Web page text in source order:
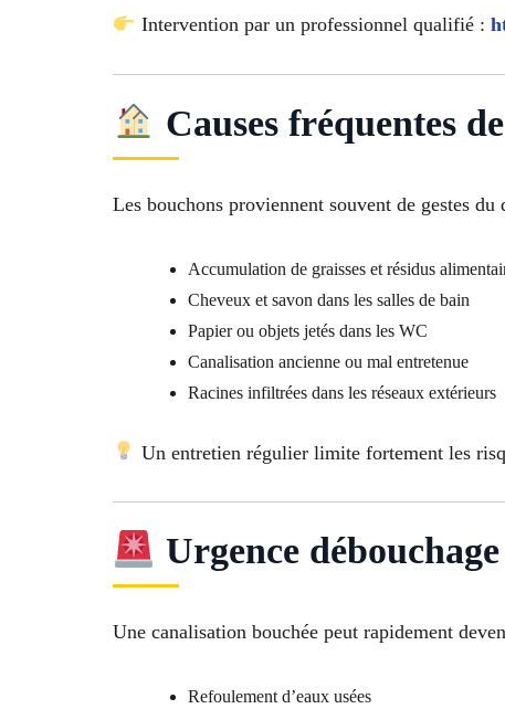
Intervention par un professionnel qualifié :
Causes fréquentes
Les bouchons proviennent souvent de gestes du
Accumulation de graisses et résidus
Cheveux et savon dans les salles de bain
Papier ou objets jetés dans les WC
Canalisation ancienne ou mal entretenue
Racines infiltrées dans les réseaux extérieurs
Un entretien régulier limite fortement les
Urgence
Une canalisation bouchée peut rapidement
Refoulement d’eaux usées